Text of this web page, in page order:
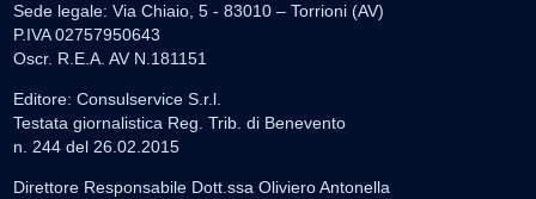
Sede legale: Via Chiaio, 5 - 83010 – Torrioni (AV)
P.IVA 02757950643
Oscr. R.E.A. AV N.181151
Editore: Consulservice S.r.l.
Testata giornalistica Reg. Trib. di Benevento
n. 244 del 26.02.2015
Direttore Responsabile Dott.ssa Oliviero Antonella